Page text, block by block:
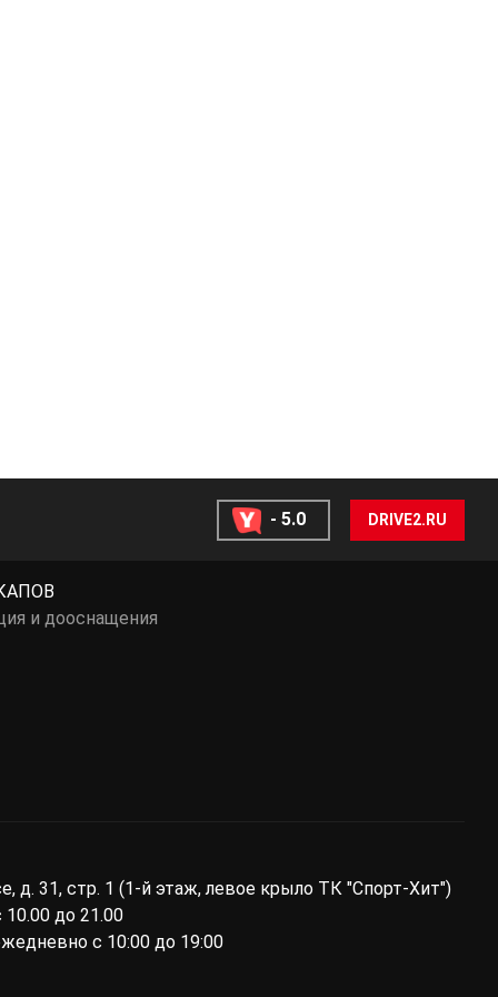
- 5.0 DRIVE2.RU
и дооснащения
д. 31, стр. 1 (1-й этаж, левое крыло ТК "Спорт-Хит")
до 21.00
с 10:00 до 19:00